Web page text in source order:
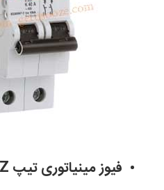
فیوز مینیاتوری تیپ Z